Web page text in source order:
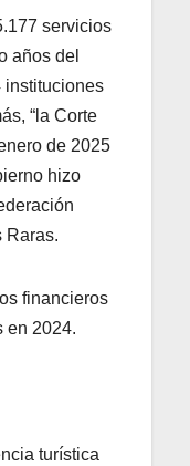
servicios
años del
instituciones
“la Corte
de 2025
hizo
Raras.
financieros
en 2024.
turística